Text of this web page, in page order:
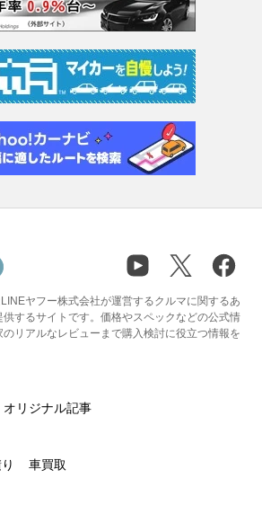
ヤフー株式会社が運営するクルマに関するあ
するサイトです。価格やスペックなどの公式情
リアルなレビューまで購入検討に役立つ情報を
オリジナル記事
車買取